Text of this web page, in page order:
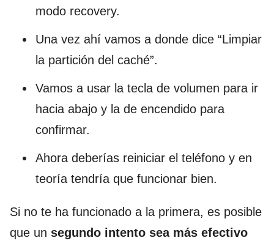
modo recovery.
Una vez ahí vamos a donde dice “Limpiar
la partición del caché”.
Vamos a usar la tecla de volumen para ir
hacia abajo y la de encendido para
confirmar.
Ahora deberías reiniciar el teléfono y en
teoría tendría que funcionar bien.
Si no te ha funcionado a la primera, es posible
que un segundo intento sea más efectivo